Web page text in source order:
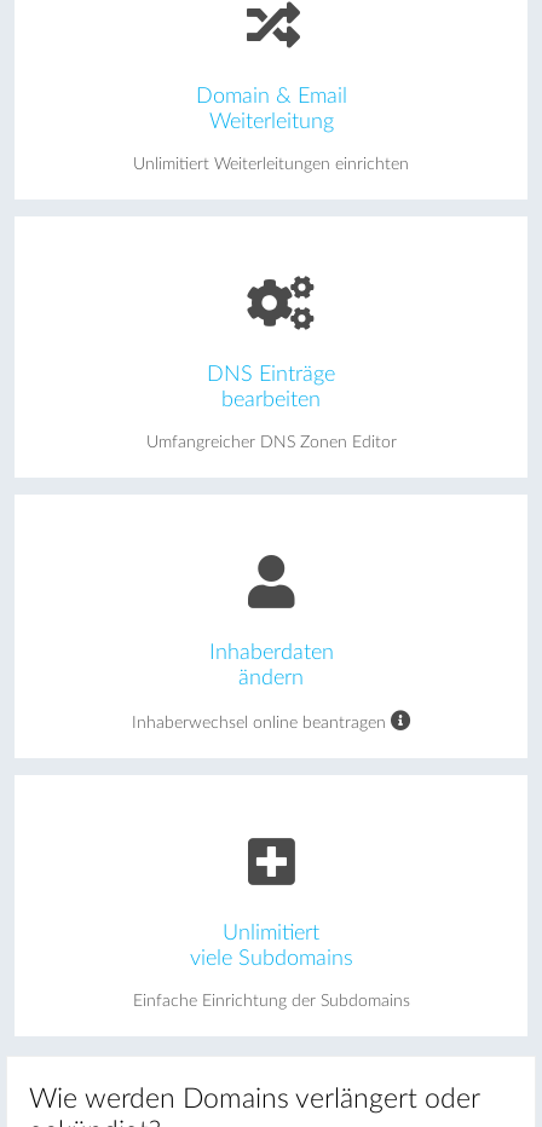
Domain & Email
Weiterleitung
Unlimitiert Weiterleitungen einrichten
DNS Einträge
bearbeiten
Umfangreicher DNS Zonen Editor
Inhaberdaten
ändern
Inhaberwechsel online beantragen
Unlimitiert
viele Subdomains
Einfache Einrichtung der Subdomains
Wie werden Domains verlängert oder